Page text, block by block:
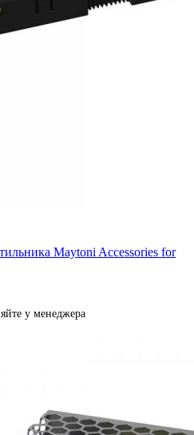
Maytoni Accessories for
у менеджера